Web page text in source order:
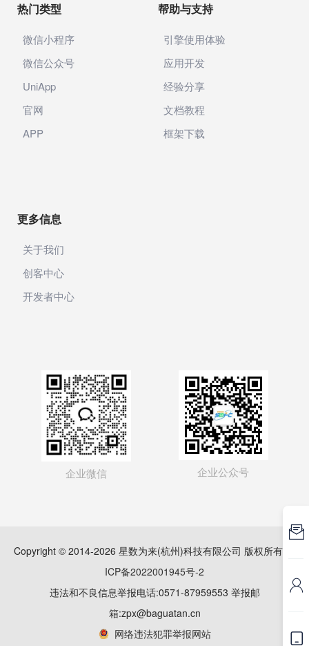
热门类型
微信小程序
微信公众号
UniApp
官网
APP
帮助与支持
引擎使用体验
应用开发
经验分享
文档教程
框架下载
更多信息
关于我们
创客中心
开发者中心
企业微信 企业公众号
Copyright © 2014-2026 星数为来(杭州)科技有限公司 版权所有
ICP备2022001945号-2
违法和不良信息举报电话:0571-87959553 举报邮
箱:zpx@baguatan.cn
网络违法犯罪举报网站


